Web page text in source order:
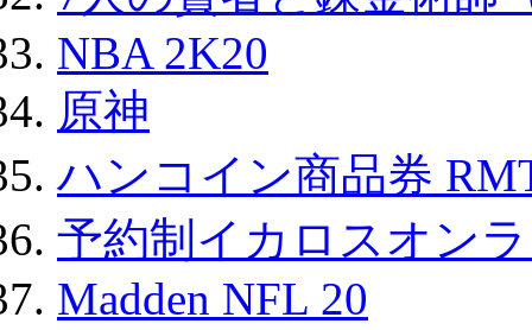
NBA 2K20
原神
ハンコイン商品券
予約制イカロスオン
Madden NFL 20